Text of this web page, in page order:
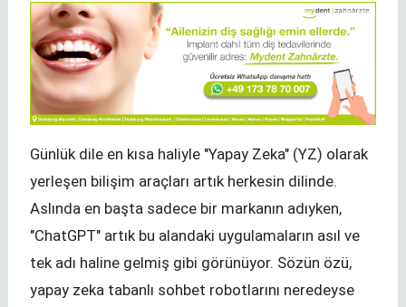
Günlük dile en kısa haliyle "Yapay Zeka" (YZ) olarak
yerleşen bilişim araçları artık herkesin dilinde.
Aslında en başta sadece bir markanın adıyken,
"ChatGPT" artık bu alandaki uygulamaların asıl ve
tek adı haline gelmiş gibi görünüyor. Sözün özü,
yapay zeka tabanlı sohbet robotlarını neredeyse